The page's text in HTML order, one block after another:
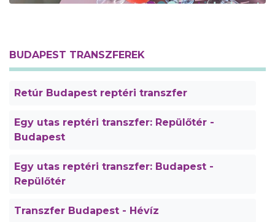
BUDAPEST TRANSZFEREK
Retúr Budapest reptéri transzfer
Egy utas reptéri transzfer: Repülőtér -
Budapest
Egy utas reptéri transzfer: Budapest -
Repülőtér
Transzfer Budapest - Hévíz